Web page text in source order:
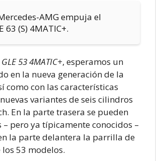
AMG empuja el
63 (S) 4MATIC+.
GLE 53 4MATIC+, esperamos un
en la nueva generación de la
como con las características
variantes de seis cilindros
En la parte trasera se pueden
– pero ya típicamente conocidos –
la parte delantera la parrilla de
53 modelos.